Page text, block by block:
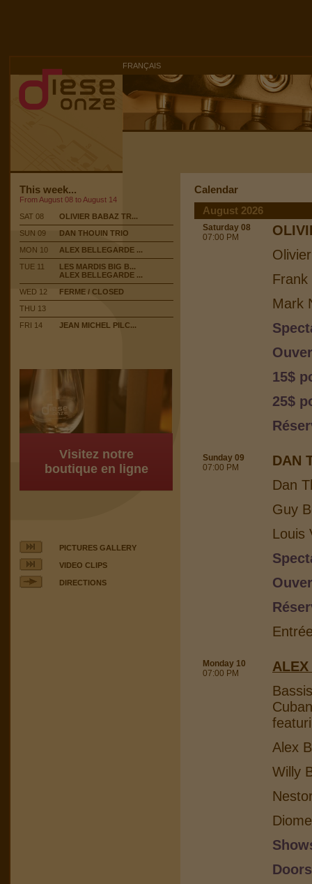
FRANÇAIS
This week...
From August 08 to August 14
SAT 08
OLIVIER BABAZ TR...
SUN 09
DAN THOUIN TRIO
MON 10
ALEX BELLEGARDE ...
TUE 11
LES MARDIS BIG B...
ALEX BELLEGARDE ...
WED 12
FERME / CLOSED
THU 13
FRI 14
JEAN MICHEL PILC...
Visitez notre
boutique en ligne
PICTURES GALLERY
VIDEO CLIPS
DIRECTIONS
Calendar
August 2026
Saturday 08
07:00 PM
Frank
Mark
15$
25$
Sunday 09
07:00 PM
DAN
Dan
Guy
Louis
Monday 10
07:00 PM
Alex
Willy